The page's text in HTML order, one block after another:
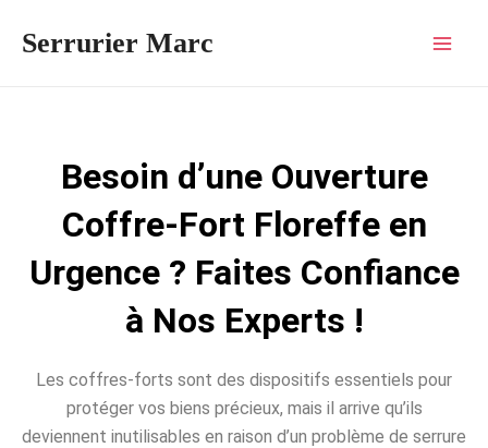
Serrurier Marc
Besoin d’une Ouverture
Coffre-Fort Floreffe en
Urgence ? Faites Confiance
à Nos Experts !
Les coffres-forts sont des dispositifs essentiels pour
protéger vos biens précieux, mais il arrive qu’ils
deviennent inutilisables en raison d’un problème de serrure